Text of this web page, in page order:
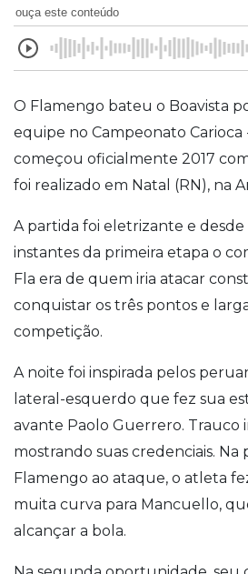
ouça este conteúdo
O Flamengo bateu o Boavista
equipe no Campeonato Carioca
começou oficialmente 2017
foi realizado em Natal (RN), na
A partida foi eletrizante e desde
instantes da primeira etapa o
Fla era de quem iria atacar
conquistar os três pontos e
competição.
A noite foi inspirada pelos
lateral-esquerdo que fez sua
avante Paolo Guerrero. Trauco
mostrando suas credenciais. Na
Flamengo ao ataque, o atleta
muita curva para Mancuello,
alcançar a bola.